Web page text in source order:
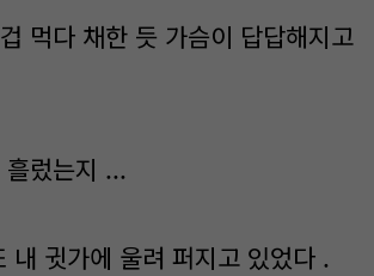
먹다 채한 듯 가슴이 답답해지고
렀는지 ...
내 귓가에 울려 퍼지고 있었다 .